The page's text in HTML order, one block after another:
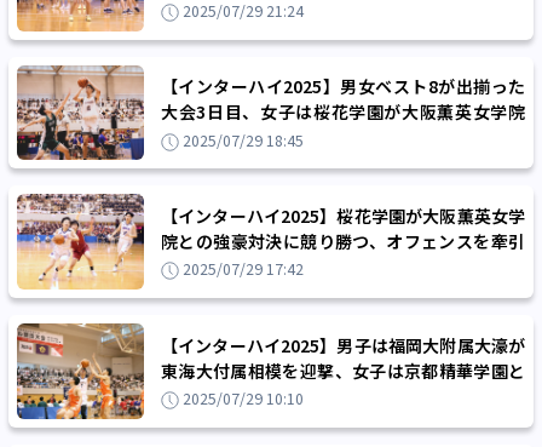
完勝「全員を使って勝てたのは大きい」
2025/07/29 21:24
【インターハイ2025】男女ベスト8が出揃った
大会3日目、女子は桜花学園が大阪薫英女学院
を撃破、男子は福岡大附属大濠が大勝
2025/07/29 18:45
【インターハイ2025】桜花学園が大阪薫英女学
院との強豪対決に競り勝つ、オフェンスを牽引
した竹内みや「全員の自信になる」
2025/07/29 17:42
【インターハイ2025】男子は福岡大附属大濠が
東海大付属相模を迎撃、女子は京都精華学園と
慶誠が激突…大会3日目スケジュール
2025/07/29 10:10